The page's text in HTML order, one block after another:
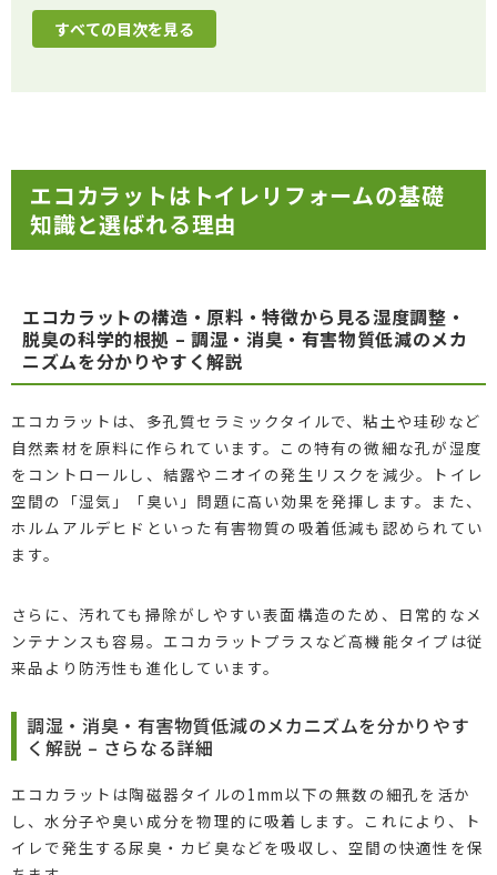
すべての目次を見る
エコカラットはトイレリフォームの基礎
知識と選ばれる理由
エコカラットの構造・原料・特徴から見る湿度調整・
脱臭の科学的根拠 – 調湿・消臭・有害物質低減のメカ
ニズムを分かりやすく解説
エコカラットは、多孔質セラミックタイルで、粘土や珪砂など
自然素材を原料に作られています。この特有の微細な孔が湿度
をコントロールし、結露やニオイの発生リスクを減少。トイレ
空間の「湿気」「臭い」問題に高い効果を発揮します。また、
ホルムアルデヒドといった有害物質の吸着低減も認められてい
ます。
さらに、汚れても掃除がしやすい表面構造のため、日常的なメ
ンテナンスも容易。エコカラットプラスなど高機能タイプは従
来品より防汚性も進化しています。
調湿・消臭・有害物質低減のメカニズムを分かりやす
く解説 – さらなる詳細
エコカラットは陶磁器タイルの1mm以下の無数の細孔を活か
し、水分子や臭い成分を物理的に吸着します。これにより、ト
イレで発生する尿臭・カビ臭などを吸収し、空間の快適性を保